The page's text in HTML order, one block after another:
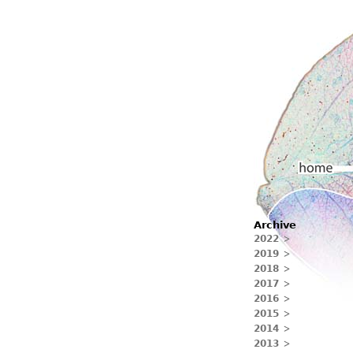
Hauptmenü
Home
Archive
2022
2019
2018
2017
2016
2015
2014
2013